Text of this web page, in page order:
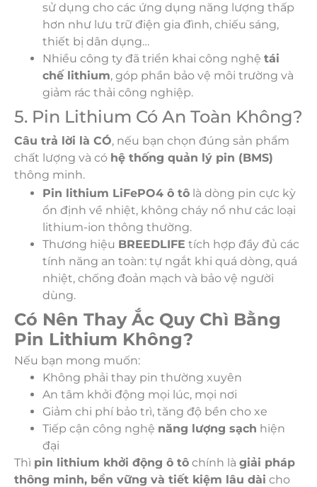
sử dụng cho các ứng dụng năng lượng thấp
hơn như lưu trữ điện gia đình, chiếu sáng,
thiết bị dân dụng…
Nhiều công ty đã triển khai công nghệ tái
chế lithium, góp phần bảo vệ môi trường và
giảm rác thải công nghiệp.
5. Pin Lithium Có An Toàn Không?
Câu trả lời là CÓ, nếu bạn chọn đúng sản phẩm
chất lượng và có hệ thống quản lý pin (BMS)
thông minh.
Pin lithium LiFePO4 ô tô là dòng pin cực kỳ
ổn định về nhiệt, không cháy nổ như các loại
lithium-ion thông thường.
Thương hiệu BREEDLIFE tích hợp đầy đủ các
tính năng an toàn: tự ngắt khi quá dòng, quá
nhiệt, chống đoản mạch và bảo vệ người
dùng.
Có Nên Thay Ắc Quy Chì Bằng
Pin Lithium Không?
Nếu bạn mong muốn:
Không phải thay pin thường xuyên
An tâm khởi động mọi lúc, mọi nơi
Giảm chi phí bảo trì, tăng độ bền cho xe
Tiếp cận công nghệ năng lượng sạch hiện
đại
Thì pin lithium khởi động ô tô chính là giải pháp
thông minh, bền vững và tiết kiệm lâu dài cho